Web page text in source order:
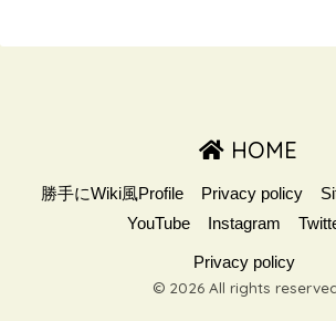
HOME
勝手にWiki風Profile Privacy policy
YouTube
Instagram
Privacy policy
© 2026 All rights